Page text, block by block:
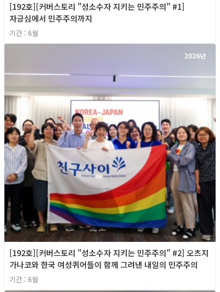
[192호][커버스토리 "성소수자 지키는 민주주의" #1]
자긍심에서 민주주의까지
기간 : 6월
2026년
[192호][커버스토리 "성소수자 지키는 민주주의" #2] 오츠지
가나코와 한국 여성퀴어들이 함께 그려낸 내일의 민주주의
기간 : 6월